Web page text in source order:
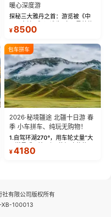
暖心深度游
探秘三大雅丹之首：游览被《中
三大雅丹”第一名的克拉玛依魔鬼
瓦人最大村落——禾木村，欣赏
晨雾与小木...
¥ 8500
包车拼车
2026·秘境疆途 北疆十日游 春
季 小车拼车、纯玩无购物！
1.自驾环湖270°，用车轮丈量“大
西洋最后一滴眼泪”的极致蔚蓝，
让雪山、花海与深邃湖水在转弯
¥4180
有限公司版权所有
XB-100013